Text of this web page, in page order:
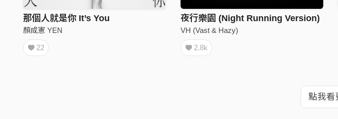
那個人就是你 It’s You
顏成憲 YEN
22
夜行樂園 (Night Running Version)
VH (Vast & Hazy)
2.8k
點我看